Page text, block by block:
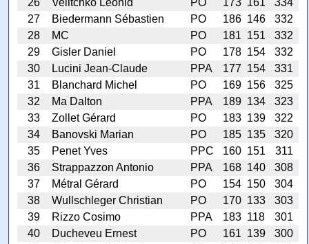
26
Velitchko Leonid PO 173 161
334
27
Biedermann Sébastien PO 186 146
332
28
MC PO 181 151
332
29
Gisler Daniel PO 178 154
332
30
Lucini Jean-Claude PPA 177 154
331
31
Blanchard Michel PO 169 156
325
32
Ma Dalton PPA 189 134
323
33
Zollet Gérard PO 183 139
322
34
Banovski Marian PO 185 135
320
35
Penet Yves PPC 160 151
311
36
Strappazzon Antonio PPA 168 140
308
37
Métral Gérard PO 154 150
304
38
Wullschleger Christian PO 170 133
303
39
Rizzo Cosimo PPA 183 118
301
40
Ducheveu Ernest PO 161 139
300